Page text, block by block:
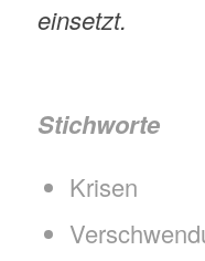
einsetzt.
Stichworte
Krisen